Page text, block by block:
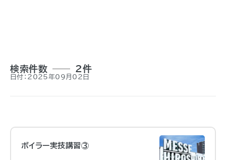
検索件数 2件
日付：2025年09月02日
ボイラー実技講習③